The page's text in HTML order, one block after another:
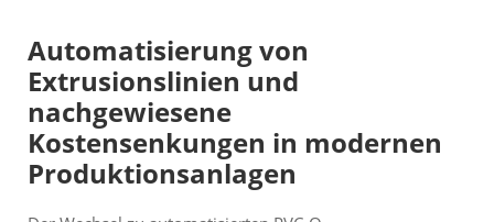
Automatisierung von
Extrusionslinien und
nachgewiesene
Kostensenkungen in modernen
Produktionsanlagen